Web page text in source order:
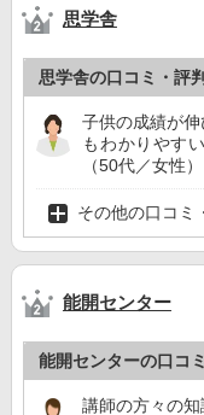
思学舎
思学舎の口コミ・評判
子供の成績が
もわかりやす
（50代／女性）
その他の口コミ
能開センター
能開センターの口コ
講師の方々の